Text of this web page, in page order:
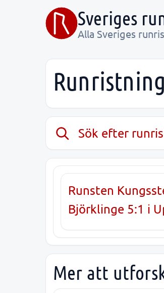
Sveriges
Alla Sveriges
Sök efter
Runsten
Björklinge 5:1 i
Mer att